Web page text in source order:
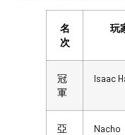
名
次
玩
冠
軍
Isaac
亞
Nacho